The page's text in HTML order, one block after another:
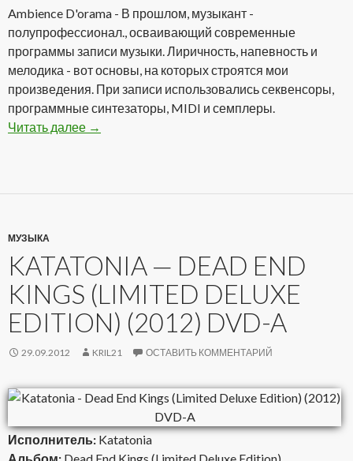
Ambience D'orama - В прошлом, музыкант -
полупрофессионал., осваивающий современные
программы записи музыки. Лиричность, напевность и
мелодика - вот основы, на которых строятся мои
произведения. При записи использовались секвенсоры,
программные синтезаторы, MIDI и семплеры.
Читать далее Ambience D’orama — Lyricarium (2012)
→
МУЗЫКА
KATATONIA — DEAD END
KINGS (LIMITED DELUXE
EDITION) (2012) DVD-A
29.09.2012 KRIL21 ОСТАВИТЬ КОММЕНТАРИЙ
Исполнитель: Katatonia